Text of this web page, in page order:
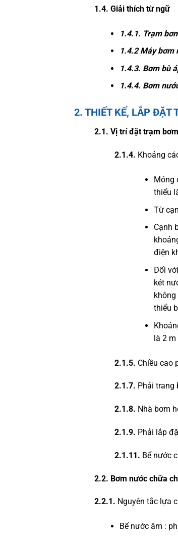
1.4. Giải thích từ ngữ
1.4.1. Trạm
1.4.2 Máy bơm
1.4.3. Bơm bù
1.4.4. Bơm
2. THIẾT KẾ, LẮP ĐẶT
2.1. Vị trí đặt trạm
2.1.4. Khoảng
Móng
thiểu
Từ
Cạnh
điện
Đối
két
thiểu
là 2 m
2.1.5. Chiều cao
2.1.7. Phải trang
2.1.8. Nhà bơm
2.1.9. Phải lắp
2.1.11. Bể nước
2.2. Bơm nước chữa
2.2.1. Nguyên tắc lựa
Bể nước âm :